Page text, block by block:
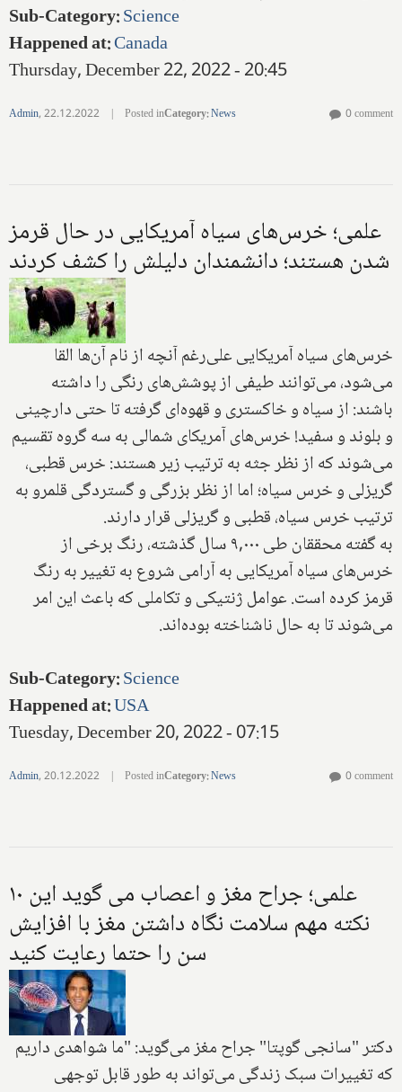
Sub-Category:Science
Happened at:Canada
Thursday, December 22, 2022 - 20:45
Admin,22.12.2022 | Posted inCategory:News 0 comment
علمی؛ خرس‌های سیاه آمریکایی در حال قرمز
شدن هستند؛ دانشمندان دلیلش را کشف کردند
خرس‌های سیاه آمریکایی علی‌رغم آنچه از نام آن‌ها القا
می‌شود، می‌توانند طیفی از پوشش‌های رنگی را داشته
باشند: از سیاه و خاکستری و قهوه‌ای گرفته تا حتی دارچینی
و بلوند و سفید‌! خرس‌های آمریکای شمالی به سه گروه تقسیم
می‌شوند که از نظر جثه به ترتیب زیر هستند: خرس قطبی،
گریزلی و خرس سیاه؛ اما از نظر بزرگی و گستردگی قلمرو به
ترتیب خرس سیاه، قطبی و گریزلی قرار دارند.
به گفته محققان طی ۹,۰۰۰ سال گذشته، رنگ برخی از
خرس‌های سیاه آمریکایی به آرامی شروع به تغییر به رنگ
قرمز کرده است. عوامل ژنتیکی و تکاملی که باعث این امر
می‌شوند تا به حال ناشناخته بوده‌اند.
Sub-Category:Science
Happened at:USA
Tuesday, December 20, 2022 - 07:15
Admin,20.12.2022 | Posted inCategory:News 0 comment
علمی؛ جراح مغز و اعصاب می گوید این ۱۰
نکته مهم سلامت نگاه داشتن مغز با افزایش
سن را حتما رعایت کنید
دکتر "سانجی گوپتا" جراح مغز می‌گوید: "ما شواهدی داریم
که تغییرات سبک زندگی می‌تواند به طور قابل توجهی